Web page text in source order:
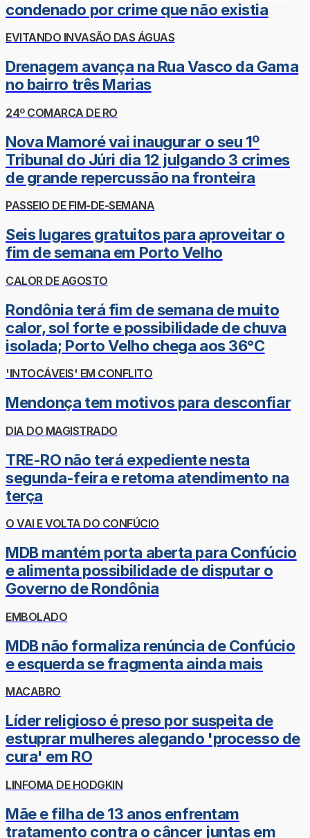
condenado por crime que não existia
EVITANDO INVASÃO DAS ÁGUAS
Drenagem avança na Rua Vasco da Gama
no bairro três Marias
24º COMARCA DE RO
Nova Mamoré vai inaugurar o seu 1º
Tribunal do Júri dia 12 julgando 3 crimes
de grande repercussão na fronteira
PASSEIO DE FIM-DE-SEMANA
Seis lugares gratuitos para aproveitar o
fim de semana em Porto Velho
CALOR DE AGOSTO
Rondônia terá fim de semana de muito
calor, sol forte e possibilidade de chuva
isolada; Porto Velho chega aos 36°C
'INTOCÁVEIS' EM CONFLITO
Mendonça tem motivos para desconfiar
DIA DO MAGISTRADO
TRE-RO não terá expediente nesta
segunda-feira e retoma atendimento na
terça
O VAI E VOLTA DO CONFÚCIO
MDB mantém porta aberta para Confúcio
e alimenta possibilidade de disputar o
Governo de Rondônia
EMBOLADO
MDB não formaliza renúncia de Confúcio
e esquerda se fragmenta ainda mais
MACABRO
Líder religioso é preso por suspeita de
estuprar mulheres alegando 'processo de
cura' em RO
LINFOMA DE HODGKIN
Mãe e filha de 13 anos enfrentam
tratamento contra o câncer juntas em